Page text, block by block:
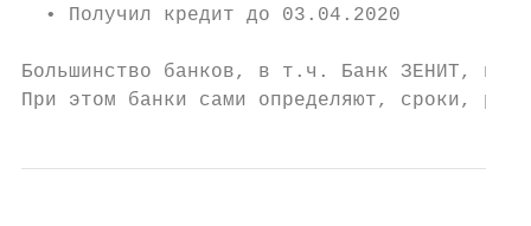
  • Получил кредит до 03.04.2020
Большинство банков, в т.ч. Банк ЗЕНИТ,
При этом банки сами определяют, сроки,